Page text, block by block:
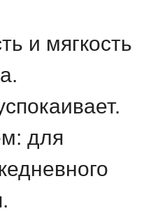
и мягкость
для